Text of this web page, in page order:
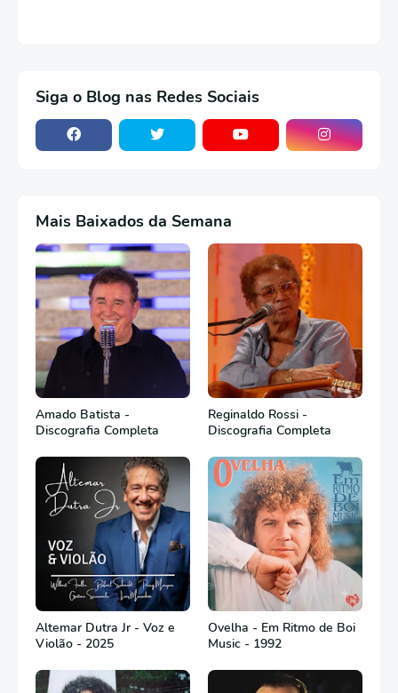
Siga o Blog nas Redes Sociais
Mais Baixados da Semana
Amado Batista -
Discografia Completa
Reginaldo Rossi -
Discografia Completa
Altemar Dutra Jr - Voz e
Violão - 2025
Ovelha - Em Ritmo de Boi
Music - 1992